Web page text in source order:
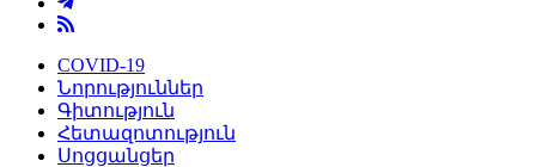
COVID-19
Նորություններ
Գիտություն
Հետազոտություն
Սոցցանցեր